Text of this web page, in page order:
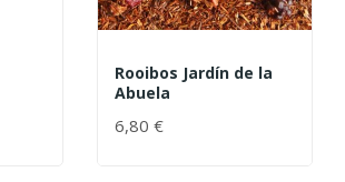
Rooibos Jardín de la
Abuela
6,80 €